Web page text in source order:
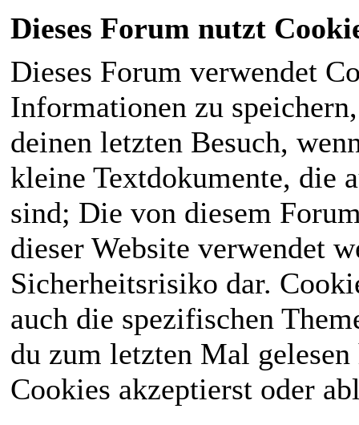
Dieses Forum nutzt
Dieses Forum verwendet
Informationen zu
deinen letzten Besuch,
kleine Textdokumente, die
sind; Die von diesem
dieser Website verwendet
Sicherheitsrisiko dar.
auch die spezifischen
du zum letzten Mal
Cookies akzeptierst oder